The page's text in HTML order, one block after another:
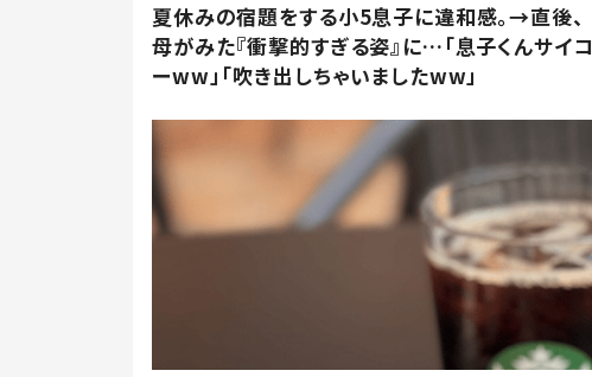
夏休みの宿題をする小5息子に違和感。→直後、
母がみた『衝撃的すぎる姿』に…「息子くんサイコ
ーww」「吹き出しちゃいましたww」